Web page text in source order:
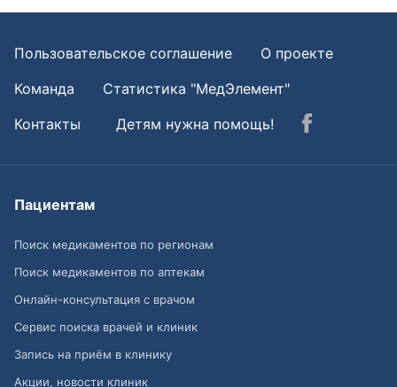
Пользовательское соглашение
О проекте
Команда
Статистика "МедЭлемент"
Контакты
Детям нужна помощь!
Пациентам
Поиск медикаментов по регионам
Поиск медикаментов по аптекам
Онлайн-консультация с врачом
Сервис поиска врачей и клиник
Запись на приём в клинику
Акции, новости клиник